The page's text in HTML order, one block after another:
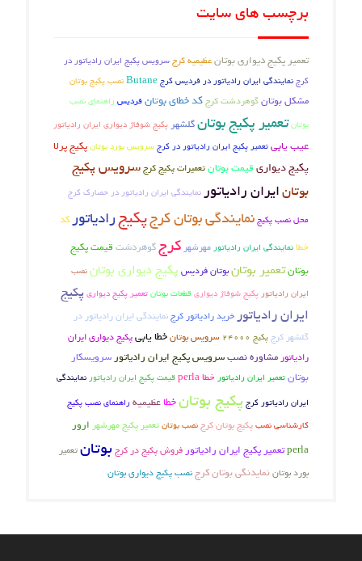
برچسب های سایت
تعمیر پکیج دیواری بوتانعظیمیه کرجسرویس پکیج ایران رادیاتور در
کرجنمایندگی ایران رادیاتور در فردیس کرجButaneنصب پکیج بوتان
مشکل بوتانگوهردشت کرجکد خطای بوتانفردیس راهنمای نصب
بوتانتعمیر پکیج بوتانگلشهرپکیج شوفاژ دیواری ایران رادیاتور
عیب یابیتعمیر پکیج ایران رادیاتور در کرج سرویس بورد بوتان پکیج پرلا
پکیج دیواری قیمت بوتانتعمیرات پکیج کرجسرویس پکیج
بوتانایران رادیاتور نمایندگی ایران رادیاتور در حصارک کرج
محل نصب پکیجنمایندگی بوتان کرجپکیجرادیاتورکد
خطانمایندگی ایران رادیاتورمهرشهر کرجگوهردشت قیمت پکیج
بوتانتعمیر بوتانبوتان فردیس پکیج دیواری بوتان نصب
ایران رادیاتور پکیج شوفاژ دیواری قطعات بوتان تعمیر پکیج دیواریپکیج
ایران رادیاتورخرید رادیاتور کرجنمایندگی ایران رادیاتور در
گلشهر کرج پکیج 24000 سرویس بوتانخطا یابیپکیج دیواری ایران
رادیاتور مشاوره نصبسرویس پکیج ایران رادیاتورسرویسکار
بوتانتعمیر ایران رادیاتورخطا perla قیمت پکیج ایران رادیاتورنمایندگی
ایران رادیاتور کرج پکیج بوتانخطاعظیمیهراهنمای نصب پکیج
کارشناسی نصبپکیج بوتان کرجنصب بوتانتعمیر پکیج مهرشهر ارور
perlaتعمیر پکیج ایران رادیاتورفروش پکیج در کرج بوتانتعمیر
بورد بوتاننمایدنگی بوتان کرجنصب پکیج دیواری بوتان